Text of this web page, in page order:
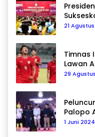
21
Timnas
Lawan
29
Palopo
Pilkada
1 Juni 2024